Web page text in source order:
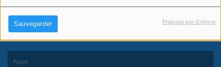
Sauvegarder Propulsé par Orejime
CONTACT